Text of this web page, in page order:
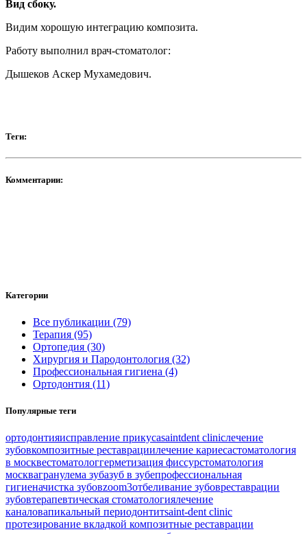
Вид сбоку.
Видим хорошую интеграцию композита.
Работу выполнил врач-стоматолог:
Дышеков Аскер Мухамедович.
Теги:
Комментарии:
Категории
Все публикации (79)
Терапия (95)
Ортопедия (30)
Хирургия и Пародонтология (32)
Профессиональная гигиена (4)
Ортодонтия (11)
Популярные теги
ортодонтияисправление прикусаsaintdent clinicлечение
зубовкомпозитные реставрациилечение кариесастоматология
в москвестоматологгерметизация фиссурстоматология
москвагранулема зубазуб в зубепрофессиональная
гигиеначистка зубовzoom3отбеливание зубовреставрации
зубовтерапевтическая стоматологиялечение
каналовапикальный периодонтитsaint-dent clinic
протезирование вкладкой композитные реставрации